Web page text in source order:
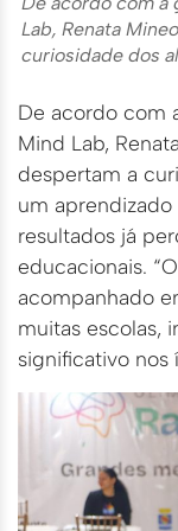
Lab, Renata
curiosidade dos
De acordo com
Mind Lab,
despertam a
um
resultados já
educacionais.
acompanhado
muitas escolas,
significativo nos